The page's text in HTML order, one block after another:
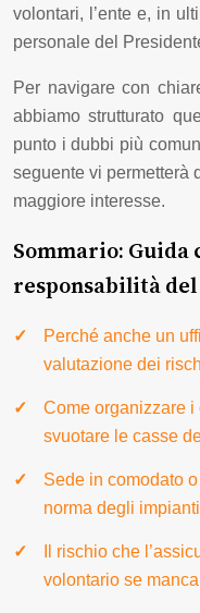
volontari, l’ente e, in
personale del
Per navigare con
abbiamo strutturato
punto i dubbi più
seguente vi permetterà
maggiore interesse.
Sommario: Guida
responsabilità
Perché anche un
valutazione dei
Come organizzare
svuotare le casse
Sede in comodato
norma degli
Il rischio che
volontario se